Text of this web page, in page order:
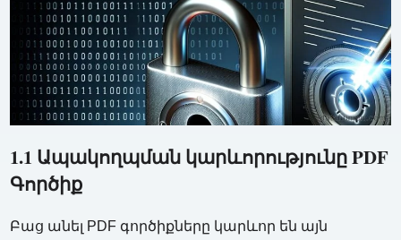
1.1 Ապակողպման կարևորությունը PDF
Գործիք
Բաց անել PDF գործիքները կարևոր են այն